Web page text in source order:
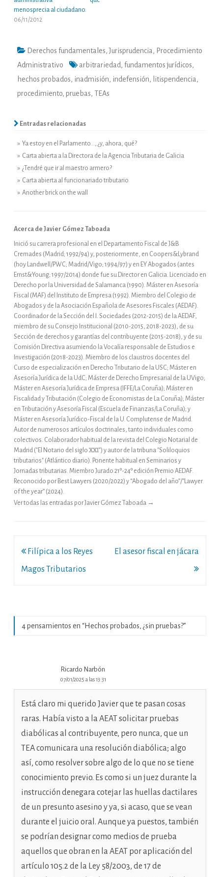
menosprecia al ciudadano.
06/11/2012
Derechos fundamentales,Jurisprudencia , Procedimiento
Administrativo
arbitrariedad , fundamentos jurídicos,
hechos probados, inadmisión, indefensión, litispendencia ,
procedimiento, pruebas, TEAs
Entradas relacionadas
» Ya estoy en el Parlamento…, ¿y, ahora, qué?
» Carta abierta a la Directora de la Agencia Tributaria de Galicia
» ¿Tendré que ir al maestro armero?
» Carta abierta al funcionariado tributario
» Another brick on the wall
Acerca de Javier Gómez Taboada
Inició su carrera profesional en el Departamento Fiscal de J&B
Cremades (Madrid; 1992/94) y, posteriormente, en Coopers&Lybrand
(hoy Landwell/PWC; Madrid/Vigo; 1994/97) y en EY Abogados (antes
Ernst&Young; 1997/2014) donde fue su Director en Galicia. Licenciado en
Derecho por la Universidad de Salamanca (1990). Máster en Asesoría
Fiscal (MAF) del Instituto de Empresa (1992). Miembro del Colegio de
Abogados y de la Asociación Española de Asesores Fiscales (AEDAF).
Coordinador de la Sección del I. Sociedades (2012-2015) de la AEDAF,
miembro de su Consejo Institucional (2010-2015, 2018-2023), de su
Sección de derechos y garantías del contribuyente (2015-2018), y de su
Comisión Directiva asumiendo la Vocalía responsable de Estudios e
Investigación (2018-2023). Miembro de los claustros docentes del
Curso de especialización en Derecho Tributario de la USC; Máster en
Asesoría Jurídica de la UdC; Máster de Derecho Empresarial de la UVigo;
Máster en Asesoría Jurídica de Empresa (IFFE/La Coruña); Máster en
Fiscalidad y Tributación (Colegio de Economistas de La Coruña); Máster
en Tributación y Asesoría Fiscal (Escuela de Finanzas/La Coruña); y
Máster en Asesoría Jurídico-Fiscal de la U. Complutense de Madrid.
Autor de numerosos artículos doctrinales, tanto individuales como
colectivos. Colaborador habitual de la revista del Colegio Notarial de
Madrid ("El Notario del siglo XXI") y autor de la tribuna "Soliloquios
tributarios" (Atlántico diario). Ponente habitual en Seminarios y
Jornadas tributarias. Miembro Jurado 21º-24º edición Premio AEDAF.
Reconocido por Best Lawyers (2020/2022) y “Abogado del año”/”Lawyer
of the year” (2024).
Ver todas las entradas por Javier Gómez Taboada →
Navegación
de
Filípica a los Reyes
Magos Tributarios
El asesor fiscal en jácara
4 pensamientos en “Hechos probados, ¿sin pruebas?”
Ricardo Narbón
07/01/2025 a las 13:31
Está claro mi querido Javier que te pasan cosas
raras. Había visto a la AEAT solicitar pruebas
diabólicas al contribuyente, pero nunca, que un
TEA comunicara una resolución diabólica; algo
así, como resolver sobre algo de lo que no se tiene
conocimiento previo. Es como si un juez durante la
instrucción denegara cotejar las huellas dactilares
de un presunto asesino y ya, si acaso, que se vean
durante el juicio oral. Aunque ya puestos, también
se podrían designar como medios de prueba
aquellos que obran en la AEAT por aplicación del
artículo 105.2 de la Ley 58/2003, de 17 de